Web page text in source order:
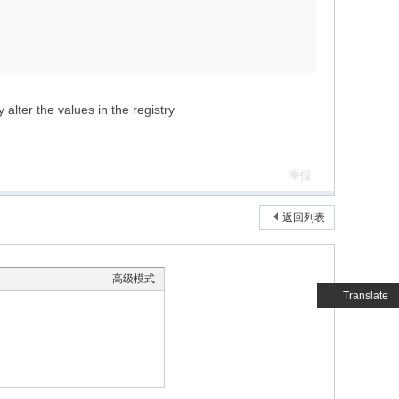
Translate
alter the values in the registry
举报
返回列表
高级模式